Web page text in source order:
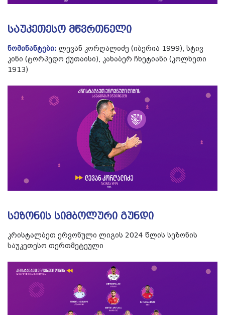
საუკეთესო მწვრთნელი
ნომინანტები: ლევან კორღალიძე (იბერია 1999), სტივ
კინი (ტორპედო ქუთაისი), კახაბერ ჩხეტიანი (კოლხეთი
1913)
სეზონის სიმბოლური გუნდი
კრისტალბეთ ერვონული ლიგის 2024 წლის სეზონის
საუკეთესო თერთმეტეული